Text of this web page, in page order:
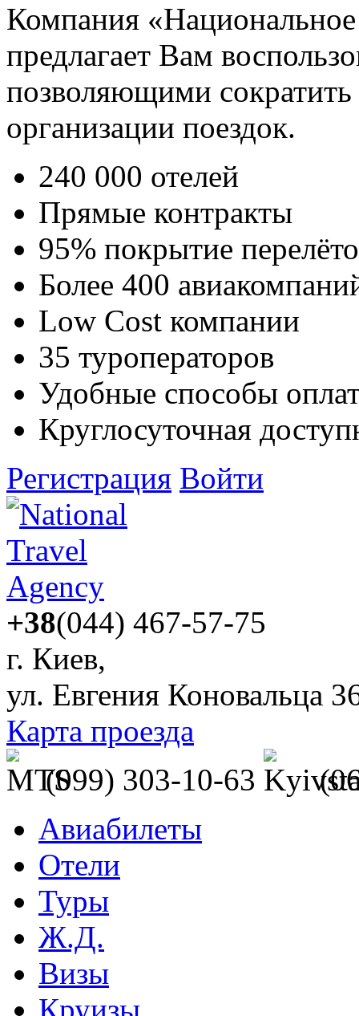
Компания
предлагает Вам
позволяющими
организации поездок.
240 000 отелей
Прямые контракты
95% покрытие
Более 400
Low Cost компании
35 туроператоров
Удобные способы
Круглосуточная
Регистрация Войти
+38(044) 467-57-75
г. Киев,
ул. Евгения Коновальца
Карта проезда
(099) 303-10-63
Авиабилеты
Отели
Туры
Ж.Д.
Визы
Круизы